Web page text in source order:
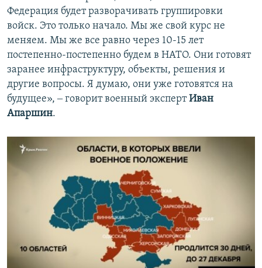
Федерация будет разворачивать группировки
войск. Это только начало. Мы же свой курс не
меняем. Мы же все равно через 10-15 лет
постепенно-постепенно будем в НАТО. Они готовят
заранее инфраструктуру, объекты, решения и
другие вопросы. Я думаю, они уже готовятся на
будущее», ‒ говорит военный экспертИван
Апаршин.